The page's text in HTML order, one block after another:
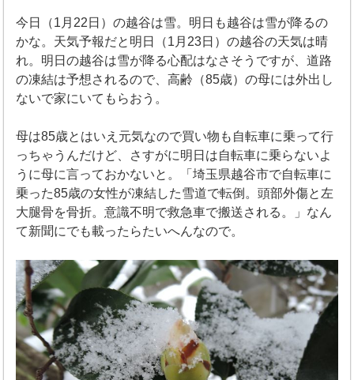
今日（1月22日）の越谷は雪。明日も越谷は雪が降るの
かな。天気予報だと明日（1月23日）の越谷の天気は晴
れ。明日の越谷は雪が降る心配はなさそうですが、道路
の凍結は予想されるので、高齢（85歳）の母には外出し
ないで家にいてもらおう。
母は85歳とはいえ元気なので買い物も自転車に乗って行
っちゃうんだけど、さすがに明日は自転車に乗らないよ
うに母に言っておかないと。「埼玉県越谷市で自転車に
乗った85歳の女性が凍結した雪道で転倒。頭部外傷と左
大腿骨を骨折。意識不明で救急車で搬送される。」なん
て新聞にでも載ったらたいへんなので。